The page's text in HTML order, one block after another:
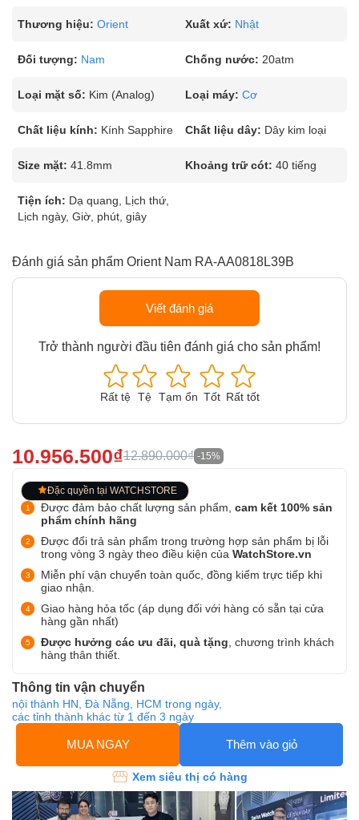
Thương hiệu: Orient Xuất xứ: Nhật
Đối tượng: Nam Chống nước: 20atm
Loại mặt số: Kim (Analog) Loại máy: Cơ
Chất liệu kính: Kính Sapphire Chất liệu dây: Dây kim loại
Size mặt: 41.8mm Khoảng trữ cót: 40 tiếng
Tiện ích: Dạ quang, Lịch thứ,
Lịch ngày, Giờ, phút, giây
Đánh giá sản phẩm Orient Nam RA-AA0818L39B
Viết đánh giá
Trở thành người đầu tiên đánh giá cho sản phẩm!
Rất tệ Tệ Tạm ổn Tốt Rất tốt
10.956.500₫12.890.000₫ -15%
Đặc quyền tại WATCHSTORE
Được đảm bảo chất lượng sản phẩm, cam kết 100% sản
phẩm chính hãng
Được đổi trả sản phẩm trong trường hợp sản phẩm bị lỗi
trong vòng 3 ngày theo điều kiện của WatchStore.vn
Miễn phí vận chuyển toàn quốc, đồng kiểm trực tiếp khi
giao nhận.
Giao hàng hỏa tốc (áp dụng đối với hàng có sẵn tại cửa
hàng gần nhất)
Được hưởng các ưu đãi, quà tặng , chương trình khách
hàng thân thiết.
Thông tin vận chuyển
nội thành HN, Đà Nẵng, HCM trong ngày,
các tỉnh thành khác từ 1 đến 3 ngày
MUA NGAY Thêm vào giỏ
Xem siêu thị có hàng